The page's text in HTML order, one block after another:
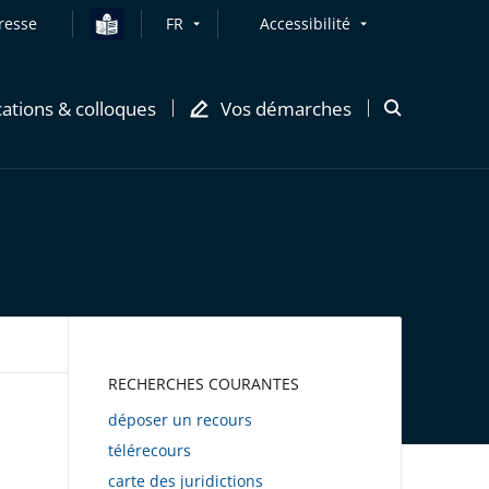
FR Accessibilité
& colloques Vos démarches
Ouvrir
RECHERCHES COURANTES
déposer un recours
télérecours
carte des juridictions